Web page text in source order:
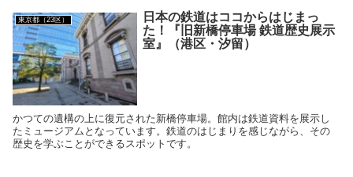
東京都（23区）
日本の鉄道はココからはじまっ
た！『旧新橋停車場 鉄道歴史展示
室』（港区・汐留）
かつての遺構の上に復元された新橋停車場。館内は鉄道資料を展示し
たミュージアムとなっています。鉄道のはじまりを感じながら、その
歴史を学ぶことができるスポットです。